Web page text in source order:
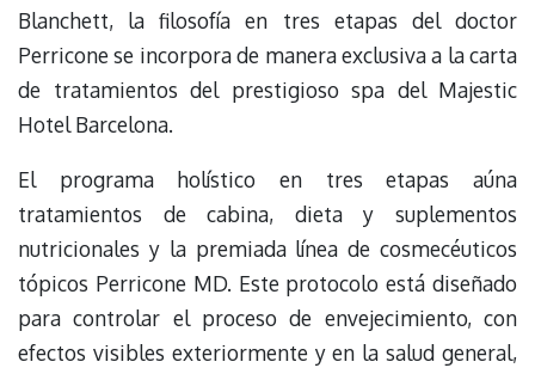
Blanchett, la filosofía en tres etapas del doctor
Perricone se incorpora de manera exclusiva a la carta
de tratamientos del prestigioso spa del Majestic
Hotel Barcelona.
El programa holístico en tres etapas aúna
tratamientos de cabina, dieta y suplementos
nutricionales y la premiada línea de cosmecéuticos
tópicos Perricone MD. Este protocolo está diseñado
para controlar el proceso de envejecimiento, con
efectos visibles exteriormente y en la salud general,